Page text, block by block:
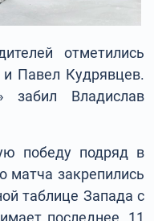
отметились
и Павел Кудрявцев.
забил Владислав
победу подряд в
матча закрепились
таблице Запада с